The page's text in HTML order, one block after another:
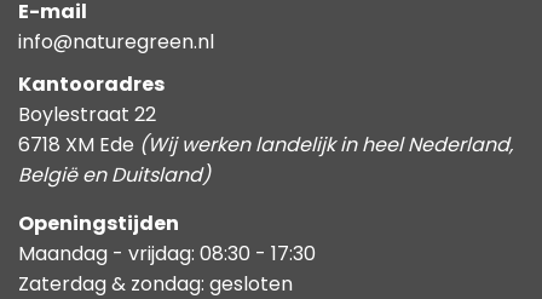
E-mail
info@naturegreen.nl
Kantooradres
Boylestraat 22
6718 XM Ede (Wij werken landelijk in heel Nederland,
België en Duitsland)
Openingstijden
Maandag - vrijdag: 08:30 - 17:30
Zaterdag & zondag: gesloten